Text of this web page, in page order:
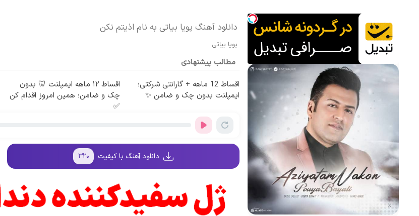
دانلود آهنگ پویا بیاتی به نام اذیتم نکن
پویا بیاتی
مطالب پیشنهادی
اقساط 12 ماهه + گارانتی شرکتی؛
ایمپلنت بدون چک و ضامن ✨
اقساط ۱۲ ماهه ایمپلنت 🦷 بدون
چک و ضامن؛ همین امروز اقدام کن
✅
دانلود آهنگ با کیفیت ۳۲۰